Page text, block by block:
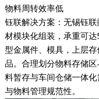
物料周转效率低
钰联解决方案：无锡钰
材模块化组装，承重可
型金属件、模具，上层
品。合理划分物料存储
料暂存与车间仓储一体
与物料管理规范性。